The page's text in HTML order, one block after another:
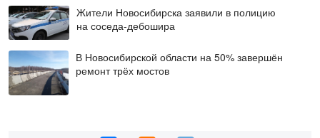
Жители Новосибирска заявили в полицию
на соседа-дебошира
В Новосибирской области на 50% завершён
ремонт трёх мостов